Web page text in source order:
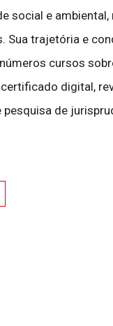
social e
trajetória e
cursos
digital,
de